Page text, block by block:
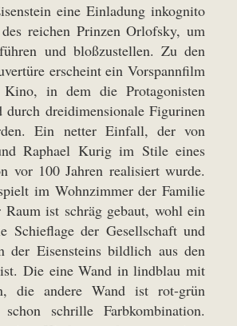
eine Einladung inkognito
reichen Prinzen Orlofsky, um
und bloßzustellen. Zu den
erscheint ein Vorspannfilm
in dem die Protagonisten
durch dreidimensionale Figurinen
Ein netter Einfall, der von
Raphael Kurig im Stile eines
vor 100 Jahren realisiert wurde.
im Wohnzimmer der Familie
Raum ist schräg gebaut, wohl ein
Schieflage der Gesellschaft und
der Eisensteins bildlich aus den
Die eine Wand in lindblau mit
die andere Wand ist rot-grün
schrille Farbkombination.